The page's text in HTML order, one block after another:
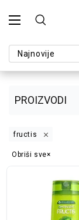
PROIZVODI
fructis
Obriši sve